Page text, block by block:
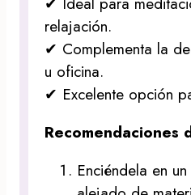
relajación.
✔ Complementa la
u oficina.
✔ Excelente opción
Recomendaciones
Enciéndela en